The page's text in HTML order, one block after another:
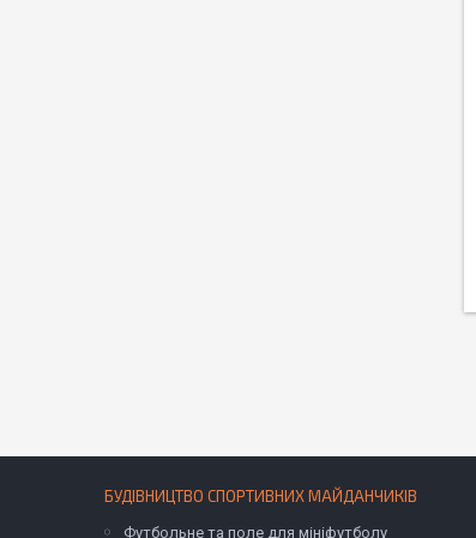
БУДІВНИЦТВО СПОРТИВНИХ МАЙДАНЧИКІВ
Футбольне та поле для мініфутболу